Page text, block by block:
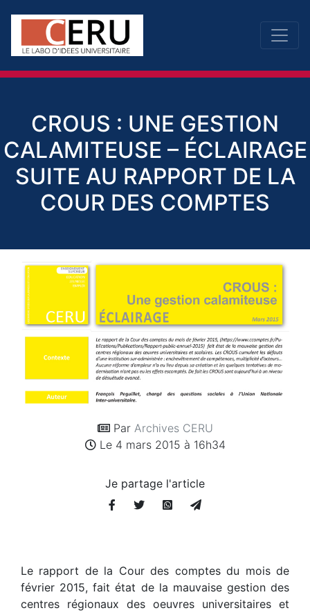
CROUS : UNE GESTION
CALAMITEUSE – ÉCLAIRAGE
SUITE AU RAPPORT DE LA
COUR DES COMPTES
Par Archives CERU
Le 4 mars 2015 à 16h34
Je partage l'article
Le rapport de la Cour des comptes du mois de
février 2015, fait état de la mauvaise gestion des
centres régionaux des oeuvres universitaires et